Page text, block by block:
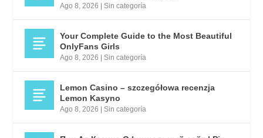
Ago 8, 2026 |Sin categoría
Your Complete Guide to the Most Beautiful
OnlyFans Girls
Ago 8, 2026 |Sin categoría
Lemon Casino – szczegółowa recenzja
Lemon Kasyno
Ago 8, 2026 |Sin categoría